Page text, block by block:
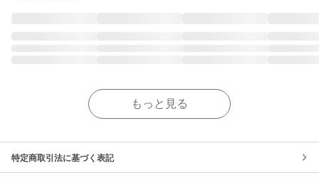
もっと見る
特定商取引法に基づく表記